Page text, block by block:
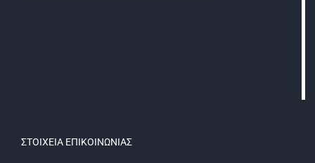
ΣΤΟΙΧΕΊΑ ΕΠΙΚΟΙΝΩΝΊΑΣ